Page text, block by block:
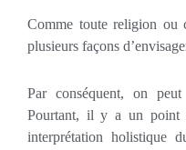
Comme toute religion ou
plusieurs façons
Par conséquent, on
Pourtant, il y a un point
interprétation holistique